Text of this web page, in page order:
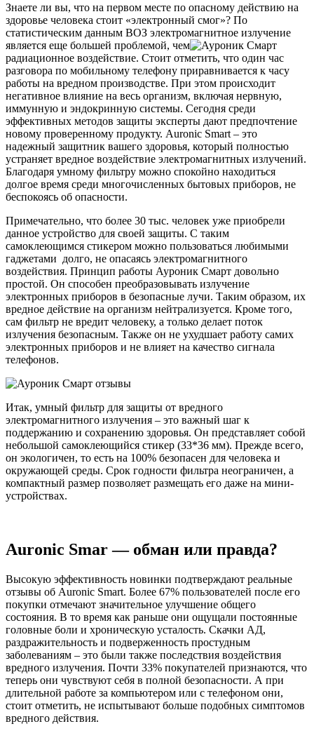
Знаете ли вы, что на первом месте по опасному действию на
здоровье человека стоит «электронный смог»? По
статистическим данным ВОЗ электромагнитное излучение
является еще большей проблемой, чем
радиационное воздействие. Стоит отметить, что один час
разговора по мобильному телефону приравнивается к часу
работы на вредном производстве. При этом происходит
негативное влияние на весь организм, включая нервную,
иммунную и эндокринную системы. Сегодня среди
эффективных методов защиты эксперты дают предпочтение
новому проверенному продукту. Auronic Smart – это
надежный защитник вашего здоровья, который полностью
устраняет вредное воздействие электромагнитных излучений.
Благодаря умному фильтру можно спокойно находиться
долгое время среди многочисленных бытовых приборов, не
беспокоясь об опасности.
Примечательно, что более 30 тыс. человек уже приобрели
данное устройство для своей защиты. С таким
самоклеющимся стикером можно пользоваться любимыми
гаджетами долго, не опасаясь электромагнитного
воздействия. Принцип работы Ауроник Смарт довольно
простой. Он способен преобразовывать излучение
электронных приборов в безопасные лучи. Таким образом, их
вредное действие на организм нейтрализуется. Кроме того,
сам фильтр не вредит человеку, а только делает поток
излучения безопасным. Также он не ухудшает работу самих
электронных приборов и не влияет на качество сигнала
телефонов.
Итак, умный фильтр для защиты от вредного
электромагнитного излучения – это важный шаг к
поддержанию и сохранению здоровья. Он представляет собой
небольшой самоклеющийся стикер (33*36 мм). Прежде всего,
он экологичен, то есть на 100% безопасен для человека и
окружающей среды. Срок годности фильтра неограничен, а
компактный размер позволяет размещать его даже на мини-
устройствах.
Auronic Smar — обман или правда?
Высокую эффективность новинки подтверждают реальные
отзывы об Auronic Smart. Более 67% пользователей после его
покупки отмечают значительное улучшение общего
состояния. В то время как раньше они ощущали постоянные
головные боли и хроническую усталость. Скачки АД,
раздражительность и подверженность простудным
заболеваниям – это были также последствия воздействия
вредного излучения. Почти 33% покупателей признаются, что
теперь они чувствуют себя в полной безопасности. А при
длительной работе за компьютером или с телефоном они,
стоит отметить, не испытывают больше подобных симптомов
вредного действия.